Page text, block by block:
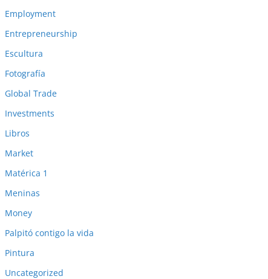
Employment
Entrepreneurship
Escultura
Fotografía
Global Trade
Investments
Libros
Market
Matérica 1
Meninas
Money
Palpitó contigo la vida
Pintura
Uncategorized